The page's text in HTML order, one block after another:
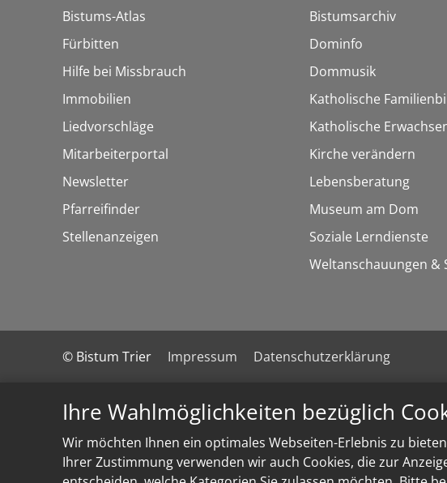
Ihre Wahlmöglichkeiten bezüglich
Wir möchten Ihnen ein optimales Webseiten-Erlebnis zu
Ihrer Zustimmung verwenden wir auch Cookies, die zur
Bistums-Atlas
Fürbitten
Hilfe bei Missbrauch
Immobilien
Liedvorschläge
Mitarbeiterportal
Newsletter
Pfarreifinder
Stellenanzeigen
Bistumsarchiv
Dominfo
Dommusik
Katholische
Katholische
Kirche verändern
Lebensberatung
Museum am Dom
Soziale Lerndienste
Weltanschauungen &
© Bistum Trier Impressum Datenschutzerklärung